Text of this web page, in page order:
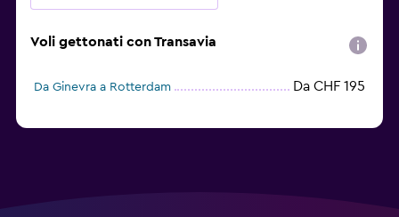
Voli gettonati con Transavia
Da Ginevra a Rotterdam Da CHF 195